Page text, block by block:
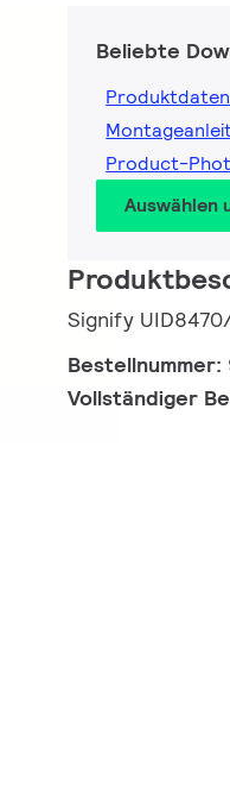
Beliebte
Product-
Auswählen
Signify
Bestellnummer:
Vollständiger